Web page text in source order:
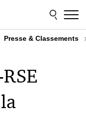
Presse & Classements